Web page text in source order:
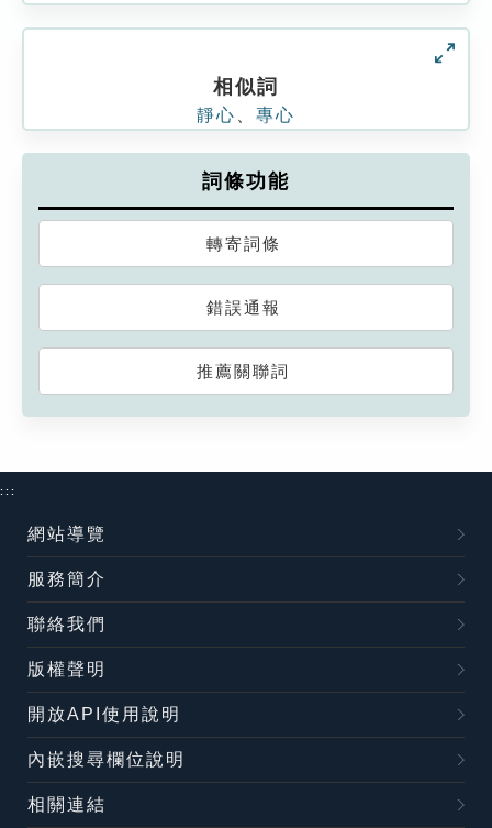
相似詞
靜心 專心
詞條功能
轉寄詞條
錯誤通報
推薦關聯詞
:::
網站導覽
服務簡介
聯絡我們
版權聲明
開放API使用說明
內嵌搜尋欄位說明
相關連結